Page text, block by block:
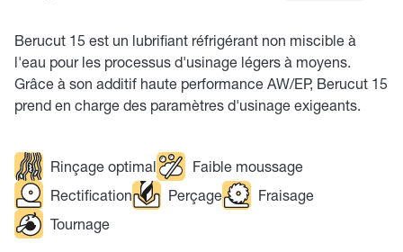
Berucut 15 est un lubrifiant réfrigérant non miscible à
l'eau pour les processus d'usinage légers à moyens.
Grâce à son additif haute performance AW/EP, Berucut 15
prend en charge des paramètres d'usinage exigeants.
Rinçage optimal
Faible moussage
Rectification
Perçage
Fraisage
Tournage